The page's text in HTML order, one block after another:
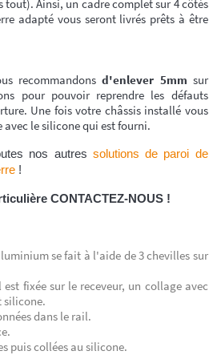
tout). Ainsi, un cadre complet sur 4 côtés
adapté vous seront livrés prêts à être
recommandonsd'enlever 5mm sur
pour pouvoir reprendre les défauts
Une fois votre châssis installé vous
avec le silicone qui est fourni.
nos autres solutions de paroi de
!
CONTACTEZ-NOUS !
se fait à l'aide de 3 chevilles sur
fixée sur le receveur, un collage avec
silicone.
dans le rail.
puis collées au silicone.